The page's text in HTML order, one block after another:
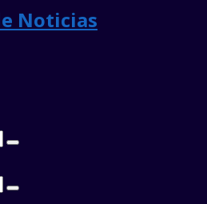
Search
Search